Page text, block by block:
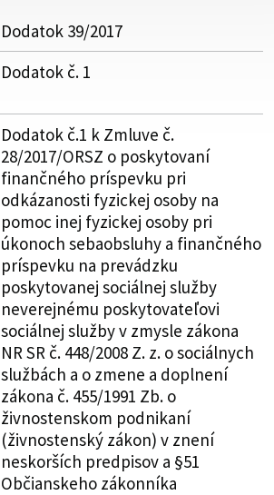
Dodatok 39/2017
Dodatok č. 1
Dodatok č.1 k Zmluve č.
28/2017/ORSZ o poskytovaní
finančného príspevku pri
odkázanosti fyzickej osoby na
pomoc inej fyzickej osoby pri
úkonoch sebaobsluhy a finančného
príspevku na prevádzku
poskytovanej sociálnej služby
neverejnému poskytovateľovi
sociálnej služby v zmysle zákona
NR SR č. 448/2008 Z. z. o sociálnych
službách a o zmene a doplnení
zákona č. 455/1991 Zb. o
živnostenskom podnikaní
(živnostenský zákon) v znení
neskorších predpisov a §51
Občianskeho zákonníka